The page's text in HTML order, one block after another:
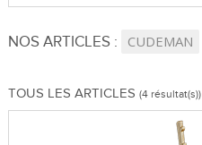
NOS ARTICLES : CUDEMAN
TOUS LES ARTICLES (4 résultat(s))